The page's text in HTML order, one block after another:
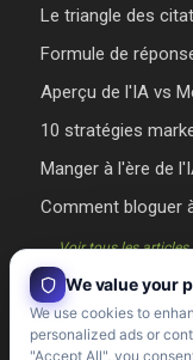
Le triangle des
Formule de
Aperçu de l'IA vs
10 stratégies
Manger à l'ère de
Comment bloguer
→ Voir tous les articles
We value your
We use cookies to
personalized ads or
"Accept All", you